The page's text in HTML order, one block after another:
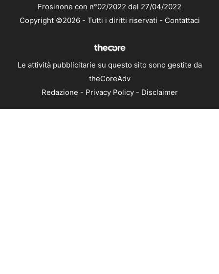
Frosinone con n°02/2022 del 27/04/2022
Copyright ©2026 - Tutti i diritti riservati - Contattaci
Le attività pubblicitarie su questo sito sono gestite da
theCoreAdv
Redazione - Privacy Policy- Disclaimer